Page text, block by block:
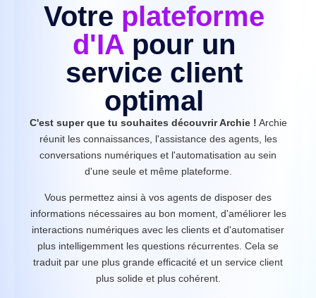
Votre plateforme
d'IA pour un
service client
optimal
C'est super que tu souhaites découvrir Archie ! Archie
réunit les connaissances, l'assistance des agents, les
conversations numériques et l'automatisation au sein
d'une seule et même plateforme.
Vous permettez ainsi à vos agents de disposer des
informations nécessaires au bon moment, d'améliorer les
interactions numériques avec les clients et d'automatiser
plus intelligemment les questions récurrentes. Cela se
traduit par une plus grande efficacité et un service client
plus solide et plus cohérent.